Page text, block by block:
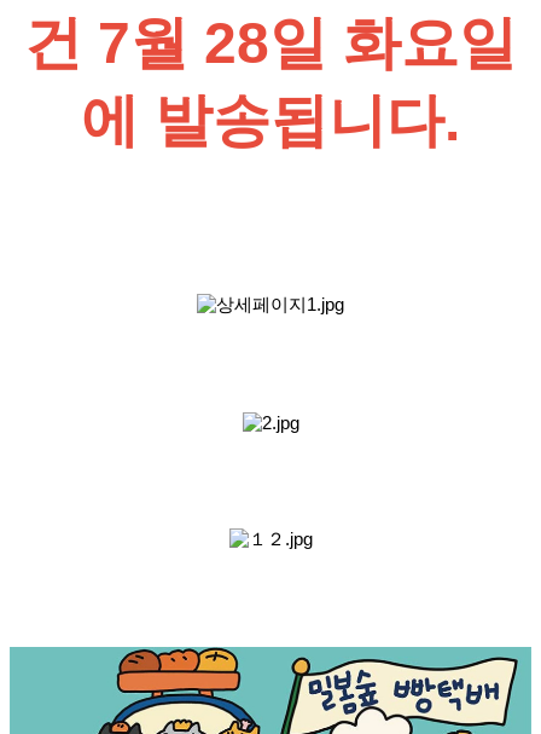
건 7월 28일 화요일
에 발송됩니다.